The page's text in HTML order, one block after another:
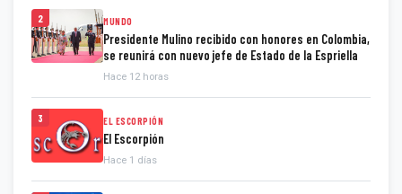
2 MUNDO
Presidente Mulino recibido con honores en Colombia,
se reunirá con nuevo jefe de Estado de la Espriella
Hace 12 horas
3 EL ESCORPIÓN
El Escorpión
Hace 1 días